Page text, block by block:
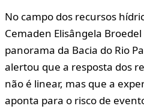
No campo dos recursos
Cemaden Elisângela
panorama da Bacia do Rio
alertou que a resposta dos
não é linear, mas que a
aponta para o risco de